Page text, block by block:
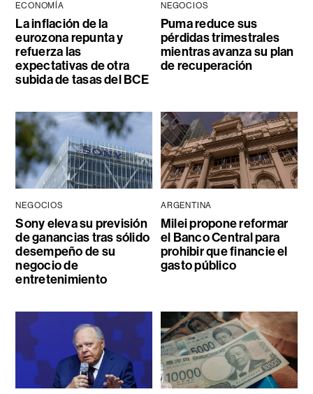
ECONOMÍA
La inflación de la
eurozona repunta y
refuerza las
expectativas de otra
subida de tasas del BCE
NEGOCIOS
Puma reduce sus
pérdidas trimestrales
mientras avanza su plan
de recuperación
NEGOCIOS
Sony eleva su previsión
de ganancias tras sólido
desempeño de su
negocio de
entretenimiento
ARGENTINA
Milei propone reformar
el Banco Central para
prohibir que financie el
gasto público